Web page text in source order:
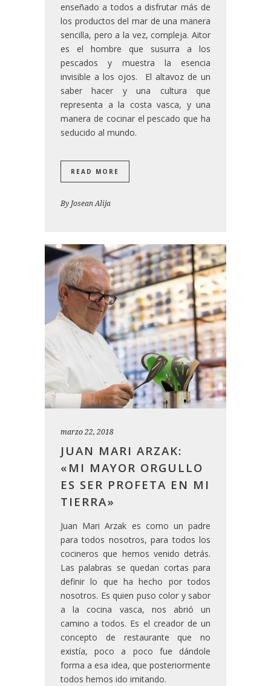
enseñado a todos a disfrutar más de
los productos del mar de una manera
sencilla, pero a la vez, compleja. Aitor
es el hombre que susurra a los
pescados y muestra la esencia
invisible a los ojos. El altavoz de un
saber hacer y una cultura que
representa a la costa vasca, y una
manera de cocinar el pescado que ha
seducido al mundo.
READ MORE
By Josean Alija
marzo 22, 2018
JUAN MARI ARZAK:
«MI MAYOR ORGULLO
ES SER PROFETA EN MI
TIERRA»
Juan Mari Arzak es como un padre
para todos nosotros, para todos los
cocineros que hemos venido detrás.
Las palabras se quedan cortas para
definir lo que ha hecho por todos
nosotros. Es quien puso color y sabor
a la cocina vasca, nos abrió un
camino a todos. Es el creador de un
concepto de restaurante que no
existía, poco a poco fue dándole
forma a esa idea, que posteriormente
todos hemos ido imitando.